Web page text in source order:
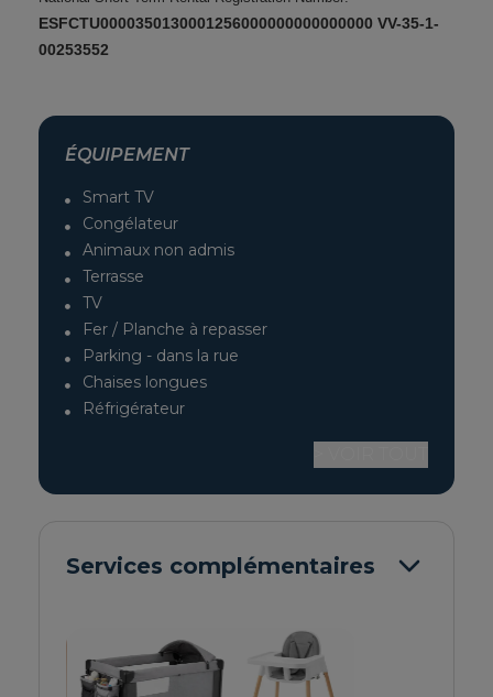
ESFCTU0000350130001256000000000000000 VV-35-1-
00253552
ÉQUIPEMENT
Smart TV
Congélateur
Animaux non admis
Terrasse
TV
Fer / Planche à repasser
Parking - dans la rue
Chaises longues
Réfrigérateur
Services complémentaires